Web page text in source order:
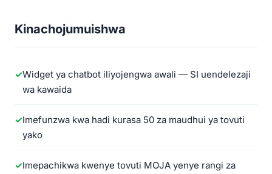
Kinachojumuishwa
Widget ya chatbot iliyojengwa awali — SI uendelezaji
wa kawaida
Imefunzwa kwa hadi kurasa 50 za maudhui ya tovuti
yako
Imepachikwa kwenye tovuti MOJA yenye rangi za